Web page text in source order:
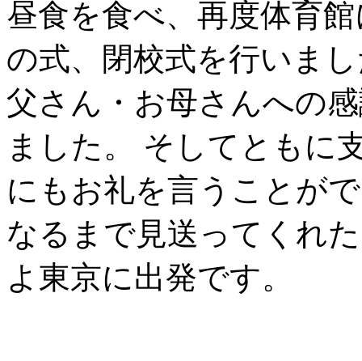
昼食を食べ、再度体育
の式、閉校式を行いま
父さん・お母さんへの
ました。 そしてともに
にもお礼を言うことが
なるまで見送ってくれ
よ東京に出発です。